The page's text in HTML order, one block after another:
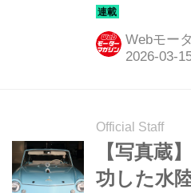
だ。そのディ
う。（写真：
Webモー
Official Staff
【写真蔵
功した水